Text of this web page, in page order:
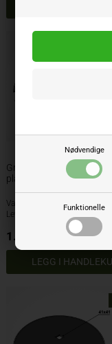
Nødvendige
Funktionelle
Grégoire Besson Den
platen Ø660x7
Varenr.: 31166045
Lev. varenr.: 851006998
1.970,00 NOK ekskl.